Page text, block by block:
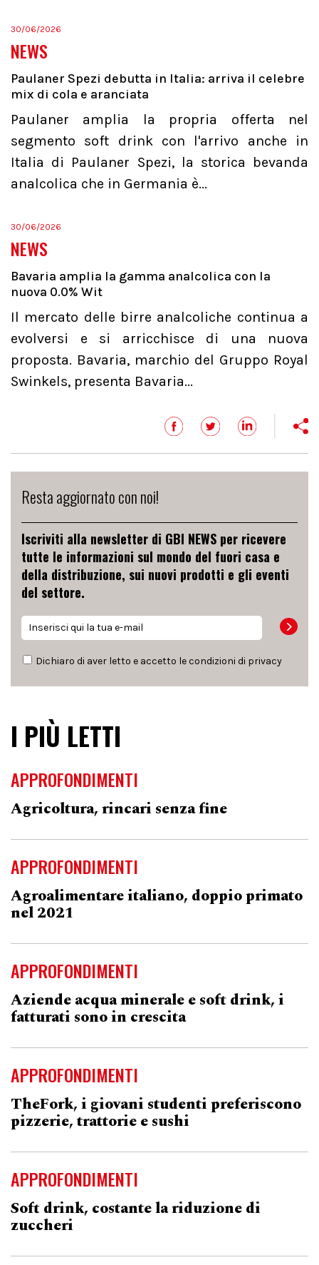
30/06/2026
NEWS
Paulaner Spezi debutta in Italia: arriva il celebre
mix di cola e aranciata
Paulaner amplia la propria offerta nel
segmento soft drink con l'arrivo anche in
Italia di Paulaner Spezi, la storica bevanda
analcolica che in Germania è...
30/06/2026
NEWS
Bavaria amplia la gamma analcolica con la
nuova 0.0% Wit
Il mercato delle birre analcoliche continua a
evolversi e si arricchisce di una nuova
proposta. Bavaria, marchio del Gruppo Royal
Swinkels, presenta Bavaria...
Resta aggiornato con noi!
Iscriviti alla newsletter di GBI NEWS per ricevere
tutte le informazioni sul mondo del fuori casa e
della distribuzione, sui nuovi prodotti e gli eventi
del settore.
Dichiaro di aver letto e accetto le condizioni di privacy
I PIÙ LETTI
APPROFONDIMENTI
Agricoltura, rincari senza fine
APPROFONDIMENTI
Agroalimentare italiano, doppio primato
nel 2021
APPROFONDIMENTI
Aziende acqua minerale e soft drink, i
fatturati sono in crescita
APPROFONDIMENTI
TheFork, i giovani studenti preferiscono
pizzerie, trattorie e sushi
APPROFONDIMENTI
Soft drink, costante la riduzione di
zuccheri